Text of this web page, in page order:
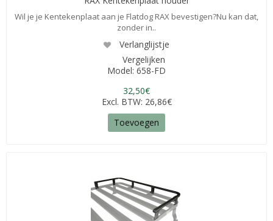
Wil je je Kentekenplaat aan je Flatdog RAX bevestigen?Nu kan dat,
zonder in..
Verlanglijstje
Vergelijken
Model: 658-FD
32,50€
Excl. BTW: 26,86€
Toevoegen